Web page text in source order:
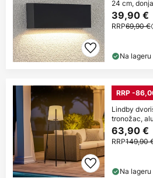
24 cm,
39,90 €
RRP69,90 €
Na lageru
RRP -
Lindby
tronožac,
63,90 €
RRP149,90
Na lageru